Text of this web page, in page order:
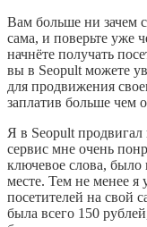
Вам больше ни зачем
сама, и поверьте уже
начнёте получать
вы в Seopult можете
для продвижения
заплатив больше чем
Я в Seopult продвигал
сервис мне очень
ключевое слова, было
месте. Тем не менее
посетителей на свой
была всего 150